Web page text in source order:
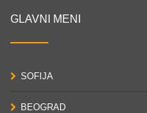
GLAVNI MENI
SOFIJA
BEOGRAD